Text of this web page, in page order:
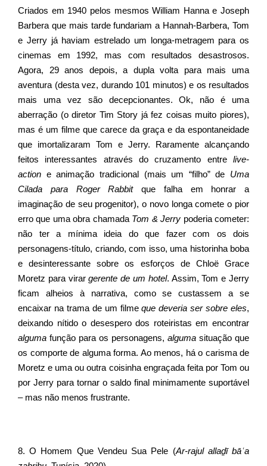
Criados em 1940 pelos mesmos William Hanna e Joseph
Barbera que mais tarde fundariam a Hannah-Barbera, Tom
e Jerry já haviam estrelado um longa-metragem para os
cinemas em 1992, mas com resultados desastrosos.
Agora, 29 anos depois, a dupla volta para mais uma
aventura (desta vez, durando 101 minutos) e os resultados
mais uma vez são decepcionantes. Ok, não é uma
aberração (o diretor Tim Story já fez coisas muito piores),
mas é um filme que carece da graça e da espontaneidade
que imortalizaram Tom e Jerry. Raramente alcançando
feitos interessantes através do cruzamento entre live-
action e animação tradicional (mais um “filho” de Uma
Cilada para Roger Rabbitque falha em honrar a
imaginação de seu progenitor), o novo longa comete o pior
erro que uma obra chamada Tom & Jerry poderia cometer:
não ter a mínima ideia do que fazer com os dois
personagens-título, criando, com isso, uma historinha boba
e desinteressante sobre os esforços de Chloë Grace
Moretz para virargerente de um hotel. Assim, Tom e Jerry
ficam alheios à narrativa, como se custassem a se
encaixar na trama de um filmeque deveria ser sobre eles,
deixando nítido o desespero dos roteiristas em encontrar
alguma função para os personagens, alguma situação que
os comporte de alguma forma. Ao menos, há o carisma de
Moretz e uma ou outra coisinha engraçada feita por Tom ou
por Jerry para tornar o saldo final minimamente suportável
– mas não menos frustrante.
8. O Homem Que Vendeu Sua Pele (Ar-rajul allaḏī bāʿa